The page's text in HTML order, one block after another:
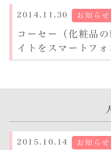
2014.11.30 お知らせ
コーセー（化粧品
イトをスマートフォ
2015.10.14 お知らせ